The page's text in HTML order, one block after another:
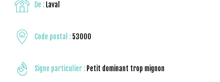
De : Laval
Code postal : 53000
Signe particulier : Petit dominant trop mignon